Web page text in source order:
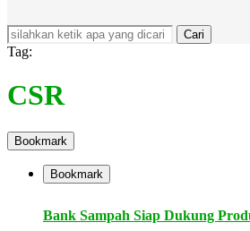
Cari
Tag:
CSR
Bookmark
Bookmark
Bank Sampah Siap Dukung